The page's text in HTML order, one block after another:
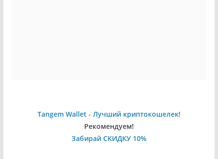
Tangem Wallet - Лучший криптокошелек!
Рекомендуем!
Забирай СКИДКУ 10%